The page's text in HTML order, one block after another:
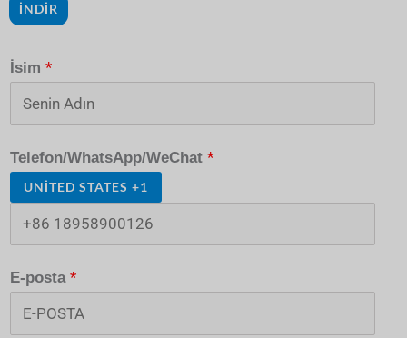
İNDIR
İsim *
Telefon/WhatsApp/WeChat *
UNITED STATES +1
E-posta *